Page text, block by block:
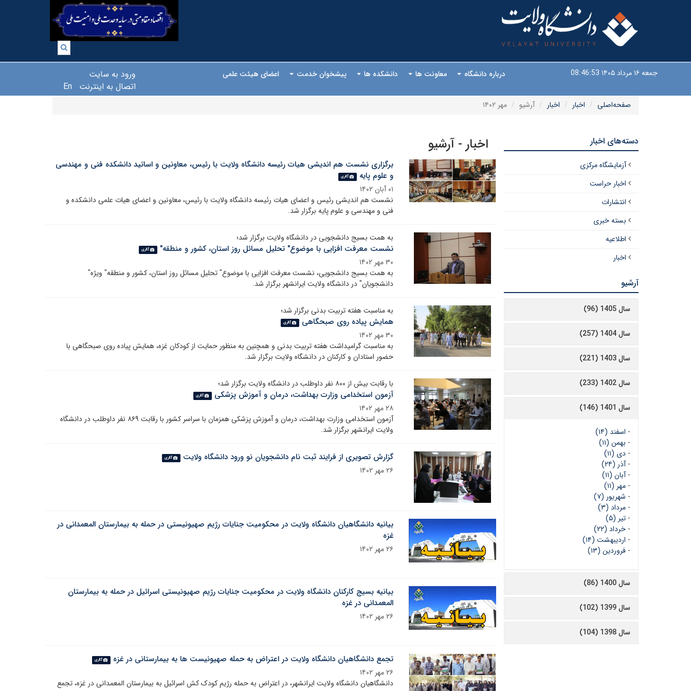
جمعه ۱۶ مرداد ۱۴۰۵ 08:46:53
ورود به سایت
اتصال به اینترنت
En
درباره دانشگاه معاونت ها دانشکده ها پیشخوان خدمت اعضای هیئت علمی
صفحه‌اصلی اخبار اخبار آرشیو مهر ۱۴۰۲
اخبار - آرشیو
برگزاری نشست هم اندیشی هیات رئیسه دانشگاه ولایت با رئیس، معاونین و اساتید دانشکده فنی و مهندسی
و علوم پایه
گالری
۰۱ آبان ۱۴۰۲
نشست هم اندیشی رئیس و اعضای هیات رئیسه دانشگاه ولایت با رئیس، معاونین و اعضای هیات علمی دانشکده و
فنی و مهندسی و علوم پایه برگزار شد.
به همت بسیج دانشجویی در دانشگاه ولایت برگزار شد؛
نشست معرفت افزایی با موضوع" تحلیل مسائل روز استان، کشور و منطقه" گالری
۳۰ مهر ۱۴۰۲
به همت بسیج دانشجویی، نشست معرفت افزایی با موضوع" تحلیل مسائل روز استان، کشور و منطقه" ویژه"
دانشجویان" در دانشگاه ولایت ایرانشهر برگزار شد.
به مناسبت هفته تربیت بدنی برگزار شد؛
همایش پیاده روی صبحگاهی گالری
۳۰ مهر ۱۴۰۲
به مناسبت گرامیداشت هفته تربیت بدنی و همچنین به منظور حمایت از کودکان غزه، همایش پیاده روی صبحگاهی با
حضور استادان و کارکنان در دانشگاه ولایت برگزار شد.
با رقابت بیش از ۸۰۰ نفر داوطلب در دانشگاه ولایت برگزار شد؛
آزمون استخدامی وزارت بهداشت، درمان و آموزش پزشکی گالری
۲۸ مهر ۱۴۰۲
آزمون استخدامی وزارت بهداشت، درمان و آموزش پزشکی همزمان با سراسر کشور با رقابت ۸۶۹ نفر داوطلب در دانشگاه
ولایت ایرانشهر برگزار شد.
گزارش تصویری از فرایند ثبت نام دانشجویان نو ورود دانشگاه ولایت گالری
۲۶ مهر ۱۴۰۲
بیانیه دانشگاهیان دانشگاه ولایت در محکومیت جنایات رژیم صهیونیستی در حمله به بیمارستان المعمدانی در
غزه
۲۶ مهر ۱۴۰۲
بیانیه بسیج کارکنان دانشگاه ولایت در محکومیت جنایات رژیم صهیونیستی اسرائیل در حمله به بیمارستان
المعمدانی در غزه
۲۶ مهر ۱۴۰۲
تجمع دانشگاهیان دانشگاه ولایت در اعتراض به حمله صهیونیست ها به بیمارستانی در غزه گالری
۲۶ مهر ۱۴۰۲
دانشگاهیان دانشگاه ولایت ایرانشهر، در اعتراض به حمله رژیم کودک کش اسرائیل به بیمارستان المعمدانی در غزه، تجمع
دسته‌های اخبار
آزمایشگاه مرکزی
اخبار حراست
انتشارات
بسته خبری
اطلاعیه
اخبار
آرشیو
سال 1405 (96)
سال 1404 (257)
سال 1403 (221)
سال 1402 (233)
سال 1401 (146)
- اسفند (۱۴)
- بهمن (۱۱)
- دی (۱۱)
-آذر (۲۴)
-آبان (۱۱)
- مهر (۱۱)
- شهریور (۷)
- مرداد (۳)
- تیر (۵)
- خرداد (۲۲)
- اردیبهشت (۱۴)
- فروردین (۱۳)
سال 1400 (86)
سال 1399 (102)
سال 1398 (104)